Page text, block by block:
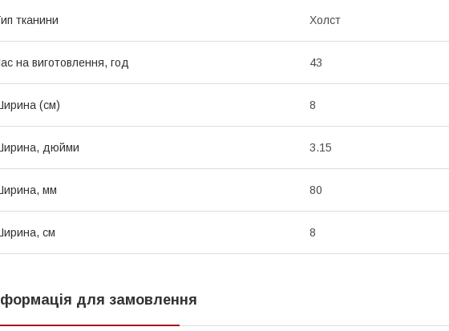
тканини Холст
на виготовлення, год 43
(см) 8
дюйми 3.15
мм 80
см 8
для замовлення